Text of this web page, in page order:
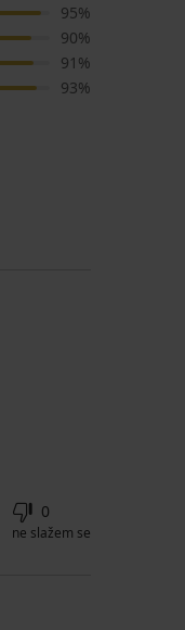
95%
90%
91%
93%
0
ne slažem se